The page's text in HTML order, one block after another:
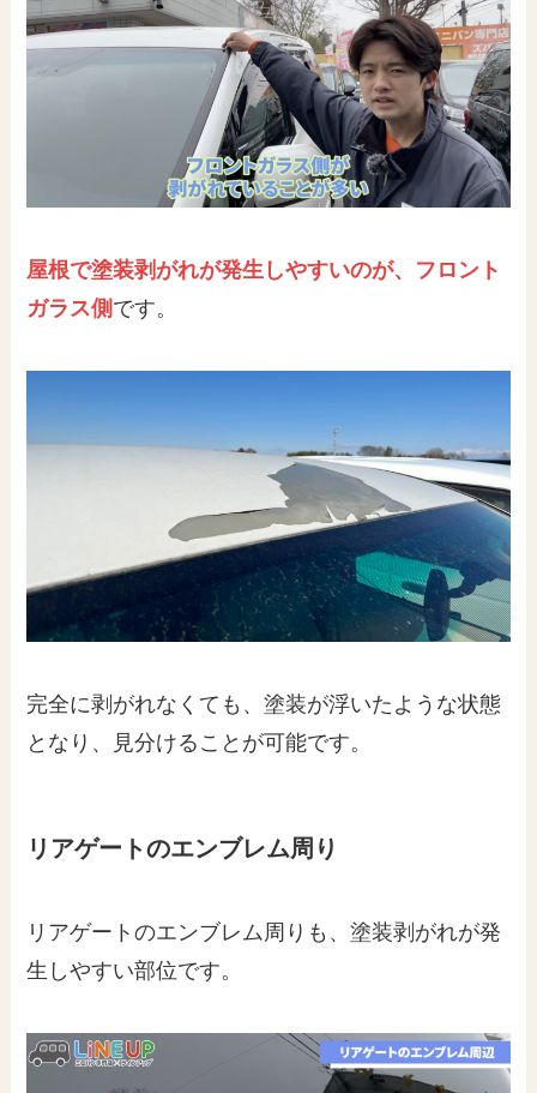
屋根で塗装剥がれが発生しやすいのが、フロント
ガラス側 です。
完全に剥がれなくても、塗装が浮いたような状態
となり、見分けることが可能です。
リアゲートのエンブレム周り
リアゲートのエンブレム周りも、塗装剥がれが発
生しやすい部位です。